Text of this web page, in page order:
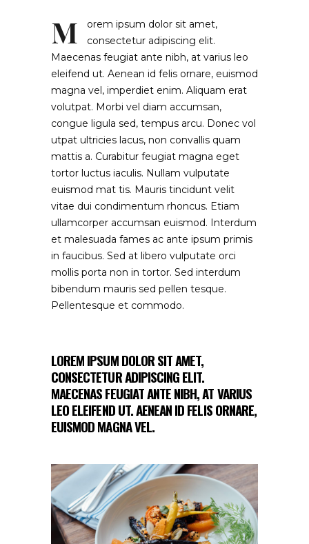
M
orem ipsum dolor sit amet,
consectetur adipiscing elit.
Maecenas feugiat ante nibh, at varius leo
eleifend ut. Aenean id felis ornare, euismod
magna vel, imperdiet enim. Aliquam erat
volutpat. Morbi vel diam accumsan,
congue ligula sed, tempus arcu. Donec vol
utpat ultricies lacus, non convallis quam
mattis a. Curabitur feugiat magna eget
tortor luctus iaculis. Nullam vulputate
euismod mat tis. Mauris tincidunt velit
vitae dui condimentum rhoncus. Etiam
ullamcorper accumsan euismod. Interdum
et malesuada fames ac ante ipsum primis
in faucibus. Sed at libero vulputate orci
mollis porta non in tortor. Sed interdum
bibendum mauris sed pellen tesque.
Pellentesque et commodo.
LOREM IPSUM DOLOR SIT AMET,
CONSECTETUR ADIPISCING ELIT.
MAECENAS FEUGIAT ANTE NIBH, AT VARIUS
LEO ELEIFEND UT. AENEAN ID FELIS ORNARE,
EUISMOD MAGNA VEL.